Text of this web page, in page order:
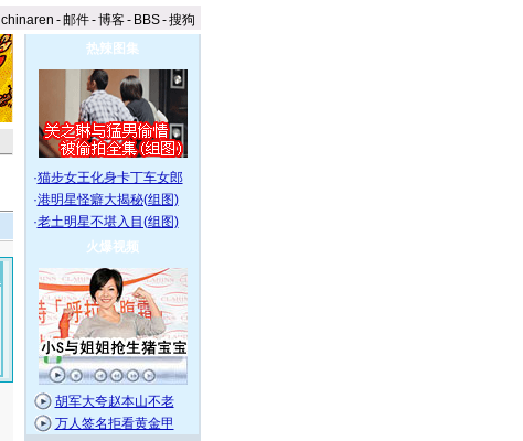
chinaren -邮件-博客- BBS-搜狗
热辣图集
·猫步女王化身卡丁车女郎
·港明星怪癖大揭秘(组图)
·老土明星不堪入目(组图)
火爆视频
胡军大夸赵本山不老
万人签名拒看黄金甲